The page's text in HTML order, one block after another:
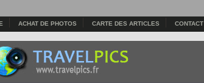
ACHAT DE PHOTOS CARTE DES ARTICLES CONTACT